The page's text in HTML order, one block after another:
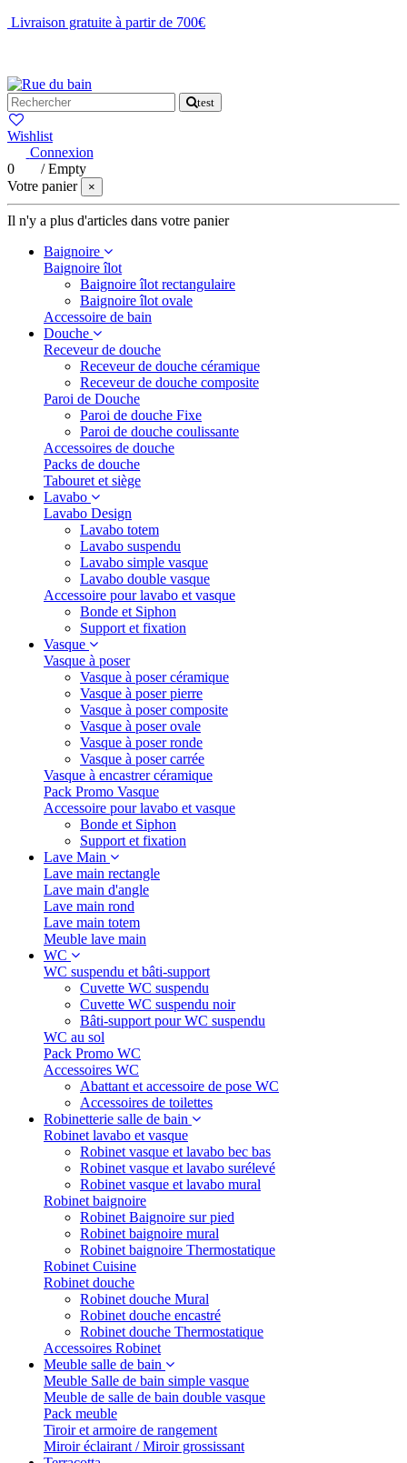
Livraison gratuite à partir de 700€
test
Wishlist
Connexion
0
/Empty
Votre panier
×
Il n'y a plus d'articles dans votre panier
Baignoire
Baignoire îlot
Baignoire îlot rectangulaire
Baignoire îlot ovale
Accessoire de bain
Douche
Receveur de douche
Receveur de douche céramique
Receveur de douche composite
Paroi de Douche
Paroi de douche Fixe
Paroi de douche coulissante
Accessoires de douche
Packs de douche
Tabouret et siège
Lavabo
Lavabo Design
Lavabo totem
Lavabo suspendu
Lavabo simple vasque
Lavabo double vasque
Accessoire pour lavabo et vasque
Bonde et Siphon
Support et fixation
Vasque
Vasque à poser
Vasque à poser céramique
Vasque à poser pierre
Vasque à poser composite
Vasque à poser ovale
Vasque à poser ronde
Vasque à poser carrée
Vasque à encastrer céramique
Pack Promo Vasque
Accessoire pour lavabo et vasque
Bonde et Siphon
Support et fixation
Lave Main
Lave main rectangle
Lave main d'angle
Lave main rond
Lave main totem
Meuble lave main
WC
WC suspendu et bâti-support
Cuvette WC suspendu
Cuvette WC suspendu noir
Bâti-support pour WC suspendu
WC au sol
Pack Promo WC
Accessoires WC
Abattant et accessoire de pose WC
Accessoires de toilettes
Robinetterie salle de bain
Robinet lavabo et vasque
Robinet vasque et lavabo bec bas
Robinet vasque et lavabo surélevé
Robinet vasque et lavabo mural
Robinet baignoire
Robinet Baignoire sur pied
Robinet baignoire mural
Robinet baignoire Thermostatique
Robinet Cuisine
Robinet douche
Robinet douche Mural
Robinet douche encastré
Robinet douche Thermostatique
Accessoires Robinet
Meuble salle de bain
Meuble Salle de bain simple vasque
Meuble de salle de bain double vasque
Pack meuble
Tiroir et armoire de rangement
Miroir éclairant / Miroir grossissant